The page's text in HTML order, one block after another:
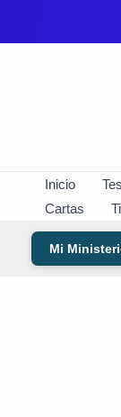
Inicio
Cartas
Mi